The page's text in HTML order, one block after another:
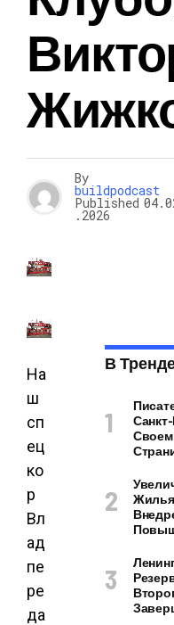
By
buildpodcast
Published
.2026
На
ш
сп
ец
ко
р
Вл
ад
пе
ре
да
В
Жилья